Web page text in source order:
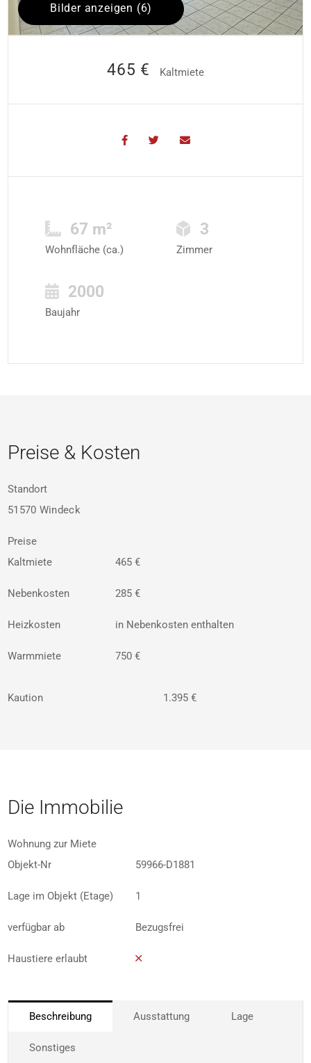
Bilder anzeigen (6)
465 € Kaltmiete
67 m²
Wohnfläche (ca.)
3
Zimmer
2000
Baujahr
Preise & Kosten
Standort
51570 Windeck
Preise
Kaltmiete
465 €
Nebenkosten 285 €
Heizkosten in Nebenkosten enthalten
Warmmiete 750 €
Kaution 1.395 €
Die Immobilie
Wohnung zur Miete
Objekt-Nr
59966-D1881
Lage im Objekt (Etage) 1
verfügbar ab Bezugsfrei
Haustiere erlaubt
Beschreibung Ausstattung Lage
Sonstiges